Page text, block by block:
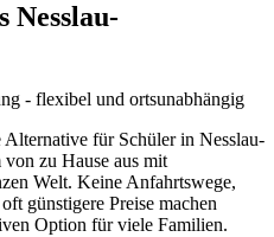
Nesslau-
- flexibel und ortsunabhängig
für Schüler in Nesslau-
zu Hause aus mit
Welt. Keine Anfahrtswege,
günstigere Preise machen
Option für viele Familien.